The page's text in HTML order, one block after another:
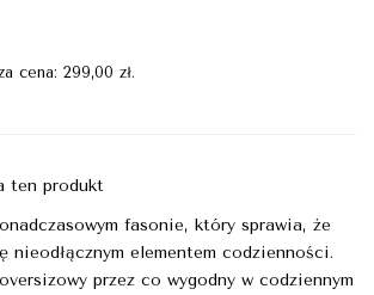
cena: 299,00 zł.
ten produkt
fasonie, który sprawia, że
nieodłącznym elementem codzienności.
przez co wygodny w codziennym